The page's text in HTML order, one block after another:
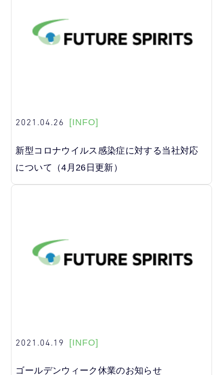
2021.04.26 [INFO]
新型コロナウイルス感染症に対する当社対応
について（4月26日更新）
2021.04.19 [INFO]
ゴールデンウィーク休業のお知らせ